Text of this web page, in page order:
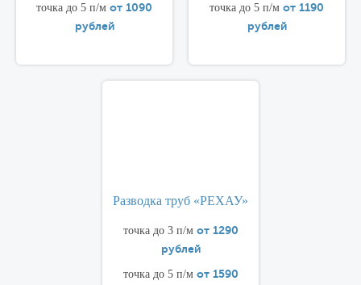
точка до 5 п/м от 1090
рублей
точка до 5 п/м от 1190
рублей
Разводка труб «РЕХАУ»
точка до 3 п/м от 1290
рублей
точка до 5 п/м от 1590